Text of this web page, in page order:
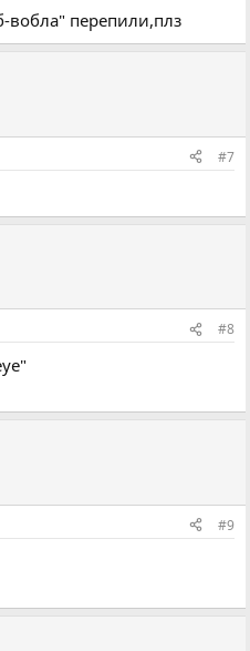
вобла" перепили,плз
#7
#8
#9